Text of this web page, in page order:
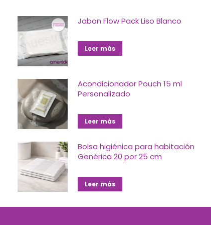
Jabon Flow Pack Liso Blanco
Leer más
Acondicionador Pouch 15 ml
Personalizado
Leer más
Bolsa higiénica para habitación
Genérica 20 por 25 cm
Leer más